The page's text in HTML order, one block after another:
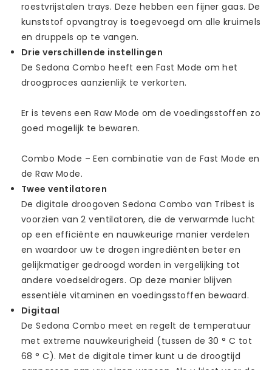
roestvrijstalen trays. Deze hebben een fijner gaas. De
kunststof opvangtray is toegevoegd om alle kruimels
en druppels op te vangen.
Drie verschillende instellingen
De Sedona Combo heeft een Fast Mode om het
droogproces aanzienlijk te verkorten.
Er is tevens een Raw Mode om de voedingsstoffen zo
goed mogelijk te bewaren.
Combo Mode – Een combinatie van de Fast Mode en
de Raw Mode.
Twee ventilatoren
De digitale droogoven Sedona Combo van Tribest is
voorzien van 2 ventilatoren, die de verwarmde lucht
op een efficiënte en nauwkeurige manier verdelen
en waardoor uw te drogen ingrediënten beter en
gelijkmatiger gedroogd worden in vergelijking tot
andere voedseldrogers. Op deze manier blijven
essentiële vitaminen en voedingsstoffen bewaard.
Digitaal
De Sedona Combo meet en regelt de temperatuur
met extreme nauwkeurigheid (tussen de 30 ° C tot
68 ° C). Met de digitale timer kunt u de droogtijd